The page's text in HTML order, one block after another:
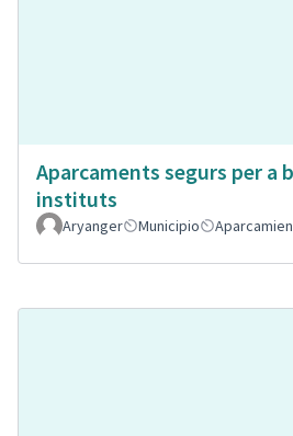
Aparcaments segurs per a
instituts
Aryanger Municipio